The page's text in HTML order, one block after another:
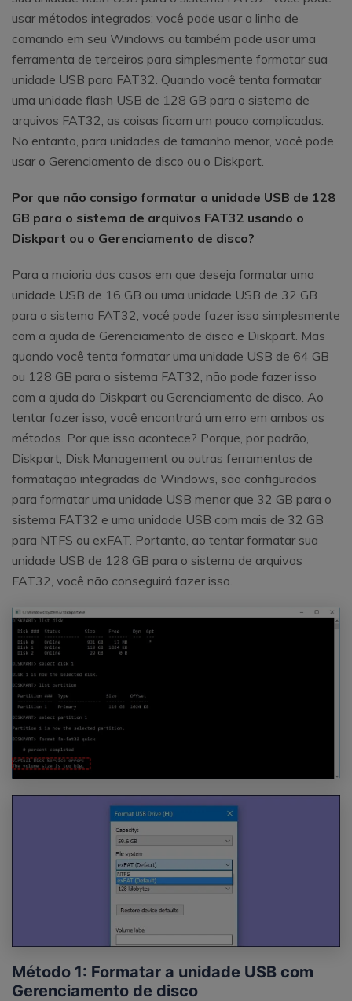
usar métodos integrados; você pode usar a linha de
comando em seu Windows ou também pode usar uma
ferramenta de terceiros para simplesmente formatar sua
unidade USB para FAT32. Quando você tenta formatar
uma unidade flash USB de 128 GB para o sistema de
arquivos FAT32, as coisas ficam um pouco complicadas.
No entanto, para unidades de tamanho menor, você pode
usar o Gerenciamento de disco ou o Diskpart.
Por que não consigo formatar a unidade USB de 128
GB para o sistema de arquivos FAT32 usando o
Diskpart ou o Gerenciamento de disco?
Para a maioria dos casos em que deseja formatar uma
unidade USB de 16 GB ou uma unidade USB de 32 GB
para o sistema FAT32, você pode fazer isso simplesmente
com a ajuda de Gerenciamento de disco e Diskpart. Mas
quando você tenta formatar uma unidade USB de 64 GB
ou 128 GB para o sistema FAT32, não pode fazer isso
com a ajuda do Diskpart ou Gerenciamento de disco. Ao
tentar fazer isso, você encontrará um erro em ambos os
métodos. Por que isso acontece? Porque, por padrão,
Diskpart, Disk Management ou outras ferramentas de
formatação integradas do Windows, são configurados
para formatar uma unidade USB menor que 32 GB para o
sistema FAT32 e uma unidade USB com mais de 32 GB
para NTFS ou exFAT. Portanto, ao tentar formatar sua
unidade USB de 128 GB para o sistema de arquivos
FAT32, você não conseguirá fazer isso.
Método 1: Formatar a unidade USB com
Gerenciamento de disco